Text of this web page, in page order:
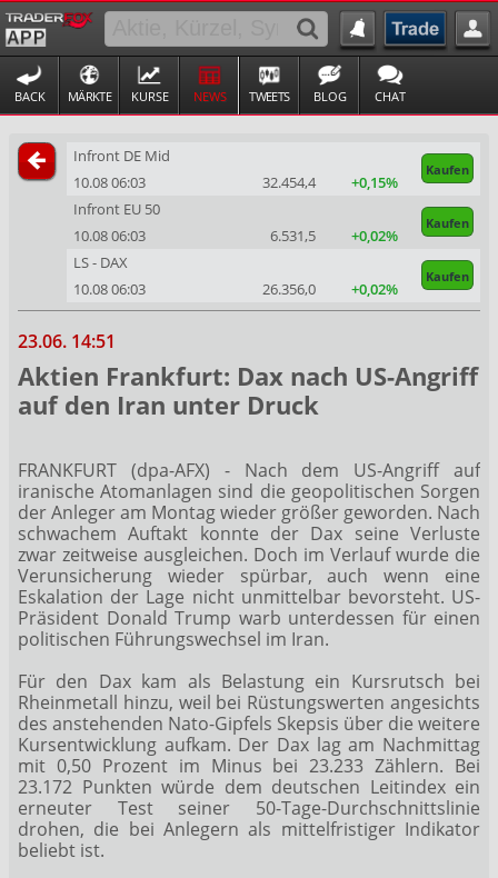
BACK MÄRKTE KURSE NEWS TWEETS BLOG CHAT
Infront DE Mid
Kaufen
10.08 06:03 32.454,5
+0,15%
Infront EU 50
Kaufen
10.08 06:03 6.531,5
+0,02%
LS - DAX
Kaufen
10.08 06:03 26.356,0 +0,02%
23.06. 14:51
Aktien Frankfurt: Dax nach US-Angriff
auf den Iran unter Druck
FRANKFURT (dpa-AFX) - Nach dem US-Angriff auf
iranische Atomanlagen sind die geopolitischen Sorgen
der Anleger am Montag wieder größer geworden. Nach
schwachem Auftakt konnte der Dax seine Verluste
zwar zeitweise ausgleichen. Doch im Verlauf wurde die
Verunsicherung wieder spürbar, auch wenn eine
Eskalation der Lage nicht unmittelbar bevorsteht. US-
Präsident Donald Trump warb unterdessen für einen
politischen Führungswechsel im Iran.
Für den Dax kam als Belastung ein Kursrutsch bei
Rheinmetall hinzu, weil bei Rüstungswerten angesichts
des anstehenden Nato-Gipfels Skepsis über die weitere
Kursentwicklung aufkam. Der Dax lag am Nachmittag
mit 0,50 Prozent im Minus bei 23.233 Zählern. Bei
23.172 Punkten würde dem deutschen Leitindex ein
erneuter Test seiner 50-Tage-Durchschnittslinie
drohen, die bei Anlegern als mittelfristiger Indikator
beliebt ist.